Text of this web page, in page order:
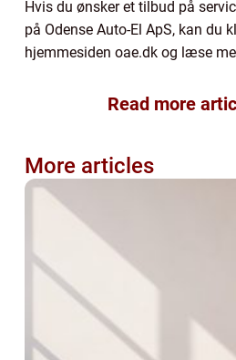
Hvis du ønsker et tilbud på
på Odense Auto-El ApS, kan du
hjemmesiden oae.dk og læse
Read more
More articles